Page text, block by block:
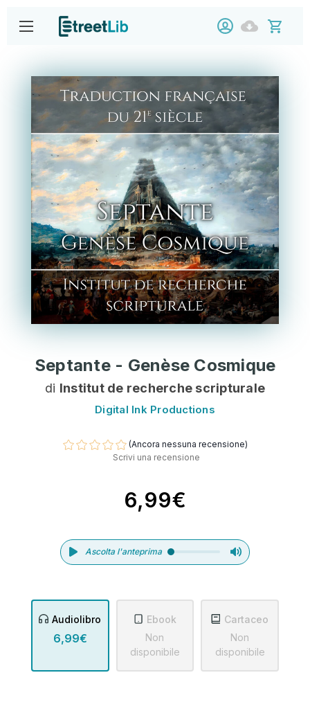
Septante - Genèse Cosmique
di Institut de recherche scripturale
Digital Ink Productions
(Ancora nessuna recensione)
Scrivi una recensione
6,99€
Ascolta l'anteprima
Audiolibro
6,99€
Ebook
Non
disponibile
Cartaceo
Non
disponibile